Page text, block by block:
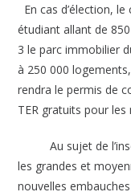
En cas d’élection,
étudiant allant de
3 le parc immobilier
à 250 000
rendra le permis de
TER gratuits pour les
Au sujet de
les grandes et
nouvelles